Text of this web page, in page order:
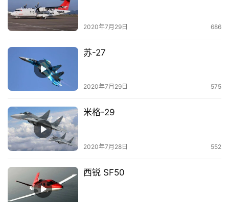
页
栏
目
专
题
2020年7月29日 686
苏-27
2020年7月29日 575
米格-29
2020年7月28日 552
西锐 SF50